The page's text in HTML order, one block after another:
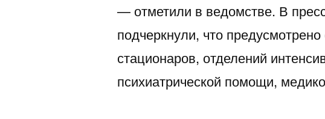
— отметили в ведомстве. В
подчеркнули, что
стационаров, отделений
психиатрической помощи,